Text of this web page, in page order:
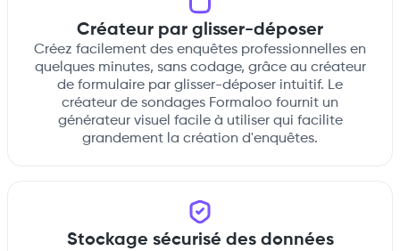
Créateur par glisser-déposer
Créez facilement des enquêtes professionnelles en
quelques minutes, sans codage, grâce au créateur
de formulaire par glisser-déposer intuitif. Le
créateur de sondages Formaloo fournit un
générateur visuel facile à utiliser qui facilite
grandement la création d'enquêtes.
Stockage sécurisé des données